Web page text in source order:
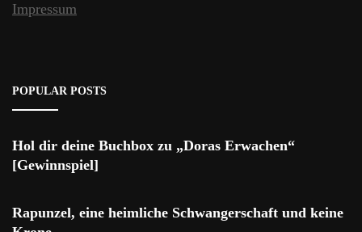
Impressum
POPULAR POSTS
Hol dir deine Buchbox zu „Doras Erwachen“
[Gewinnspiel]
Rapunzel, eine heimliche Schwangerschaft und keine